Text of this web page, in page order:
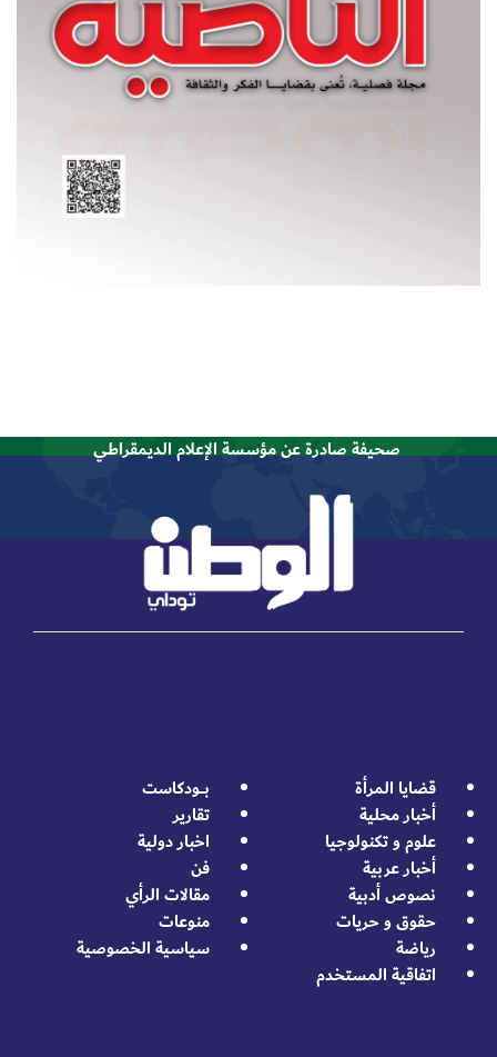
صحيفة صادرة عن مؤسسة الإعلام الديمقراطي
قضايا المرأة
بــــودكاست
أخبار محلية
تقارير
علوم و تكنولوجيا
اخبار دولية
أخبار عربية
فن
نصوص أدبية
مقالات الرأي
حقوق و حريات
منوعات
رياضة
سياسية الخصوصية
اتفاقية المستخدم